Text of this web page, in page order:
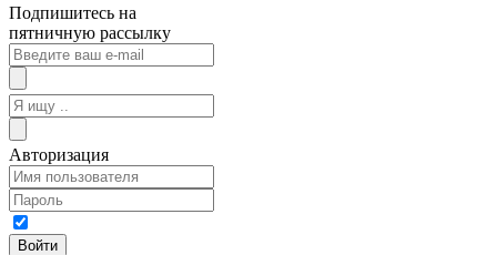
Подпишитесь на
пятничную рассылку
Авторизация